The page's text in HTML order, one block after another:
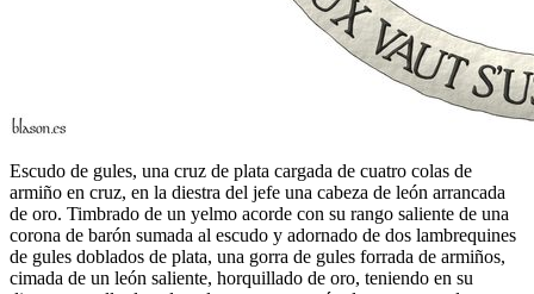
Escudo de gules, una cruz de plata cargada de cuatro colas de
armiño en cruz, en la diestra del jefe una cabeza de león arrancada
de oro. Timbrado de un yelmo acorde con su rango saliente de una
corona de barón sumada al escudo y adornado de dos lambrequines
de gules doblados de plata, una gorra de gules forrada de armiños,
cimada de un león saliente, horquillado de oro, teniendo en su